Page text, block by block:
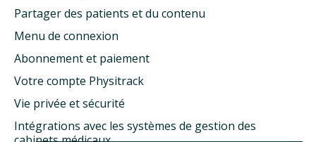
Partager des patients et du contenu
Menu de connexion
Abonnement et paiement
Votre compte Physitrack
Vie privée et sécurité
Intégrations avec les systèmes de gestion des